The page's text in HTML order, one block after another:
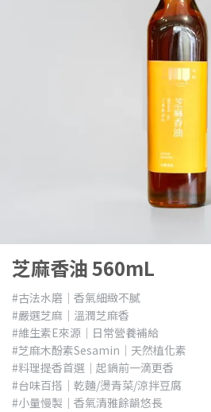
芝麻香油 560mL
#古法水磨｜香氣細緻不膩
#嚴選芝麻｜溫潤芝麻香
#維生素E來源｜日常營養補給
#芝麻木酚素Sesamin｜天然植化素
#料理提香首選｜起鍋前一滴更香
#台味百搭｜乾麵/燙青菜/涼拌豆腐
#小量慢製｜香氣清雅餘韻悠長